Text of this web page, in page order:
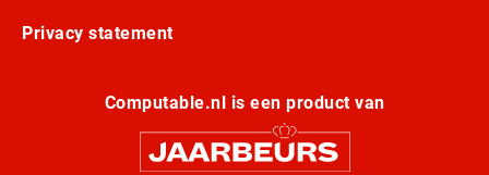
Privacy statement
Computable.nl is een product van